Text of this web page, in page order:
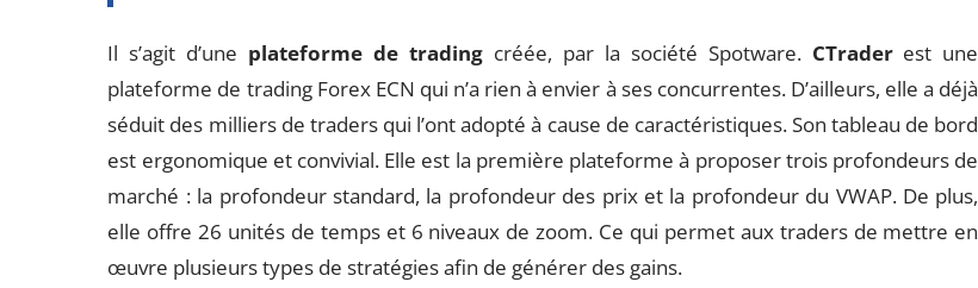
Il s’agit d’une plateforme de tradingcréée, par la société Spotware. CTraderest une
plateforme de trading Forex ECN qui n’a rien à envier à ses concurrentes. D’ailleurs, elle a déjà
séduit des milliers de traders qui l’ont adopté à cause de caractéristiques. Son tableau de bord
est ergonomique et convivial. Elle est la première plateforme à proposer trois profondeurs de
marché : la profondeur standard, la profondeur des prix et la profondeur du VWAP. De plus,
elle offre 26 unités de temps et 6 niveaux de zoom. Ce qui permet aux traders de mettre en
œuvre plusieurs types de stratégies afin de générer des gains.